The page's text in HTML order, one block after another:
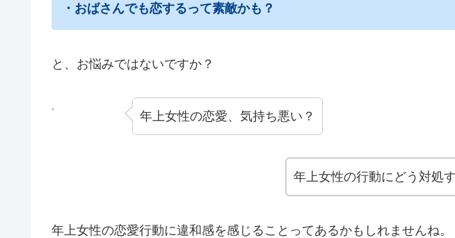
・おばさんでも恋するって素敵かも？
と、お悩みではないですか？
年上女性の恋愛、気持ち悪い？
年上女性の行動にどう対処
年上女性の恋愛行動に違和感を感じることってあるかもしれませんね。